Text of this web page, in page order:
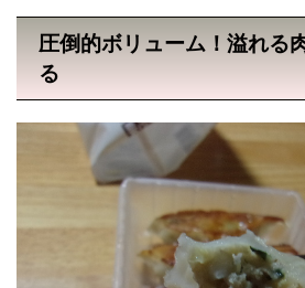
圧倒的ボリューム！溢れる
る